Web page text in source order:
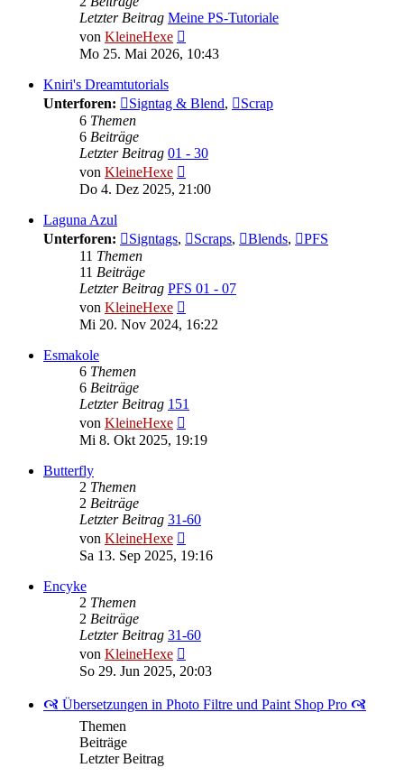
Letzter Beitrag Meine PS-Tutoriale
von KleineHexe
Beitrag
Mo 25. Mai 2026, 10:43
Kniri's Dreamtutorials
Unterforen:
Signtag & Blend,
Scrap
6 Themen
6 Beiträge
Letzter Beitrag 01 - 30
von KleineHexe
Beitrag
Do 4. Dez 2025, 21:00
Laguna Azul
Unterforen:
Signtags, Scraps, Blends,
PFS
11 Themen
11 Beiträge
Letzter Beitrag PFS 01 - 07
von KleineHexe
Beitrag
Mi 20. Nov 2024, 16:22
Esmakole
6 Themen
6 Beiträge
Letzter Beitrag 151
von KleineHexe
Beitrag
Mi 8. Okt 2025, 19:19
Butterfly
2 Themen
2 Beiträge
Letzter Beitrag 31-60
von KleineHexe
Beitrag
Sa 13. Sep 2025, 19:16
Encyke
2 Themen
2 Beiträge
Letzter Beitrag 31-60
von KleineHexe
Beitrag
So 29. Jun 2025, 20:03
🙧 Übersetzungen in Photo Filtre und Paint Shop Pro 🙧
Themen
Beiträge
Letzter Beitrag